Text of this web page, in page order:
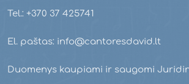
Tel.: +370 37 425741
El. paštas: info@cantoresdavid.lt
Duomenys kaupiami ir saugomi